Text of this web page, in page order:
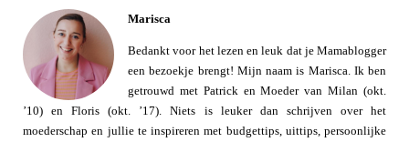
Marisca
Bedankt voor het lezen en leuk dat je Mamablogger
een bezoekje brengt! Mijn naam is Marisca. Ik ben
getrouwd met Patrick en Moeder van Milan (okt.
’10) en Floris (okt. ’17). Niets is leuker dan schrijven over het
moederschap en jullie te inspireren met budgettips, uittips, persoonlijke